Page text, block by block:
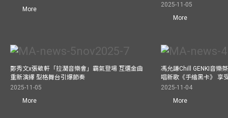
More
2025-11-05
More
鄭秀文x張敬軒「拉濶音樂會」霸氣登場 互選金曲
重新演繹 型格舞台引爆節奏
2025-11-05
More
馮允謙Chill GENKI音樂
唱新歌《手繪黑卡》 享
2025-11-04
More